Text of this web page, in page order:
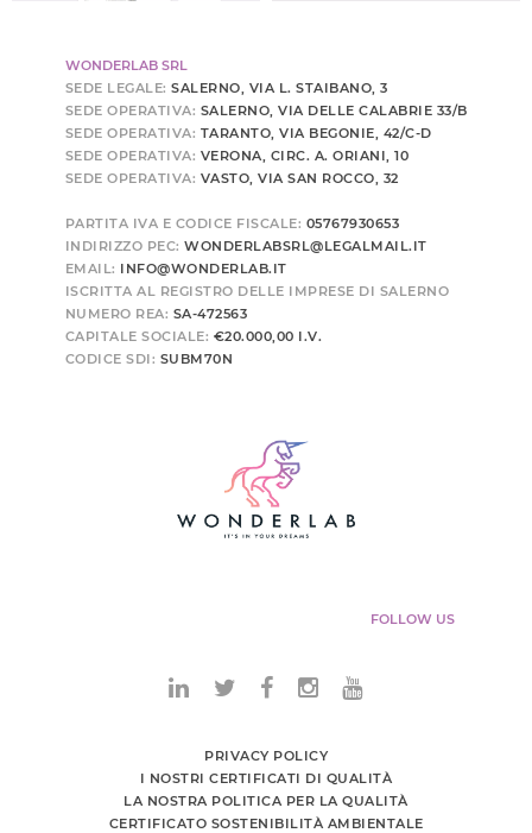
WONDERLAB SRL
SEDE LEGALE: SALERNO, VIA L. STAIBANO, 3
SEDE OPERATIVA: SALERNO, VIA DELLE CALABRIE 33/B
SEDE OPERATIVA: TARANTO, VIA BEGONIE, 42/C-D
SEDE OPERATIVA: VERONA, CIRC. A. ORIANI, 10
SEDE OPERATIVA: VASTO, VIA SAN ROCCO, 32
PARTITA IVA E CODICE FISCALE: 05767930653
INDIRIZZO PEC: WONDERLABSRL@LEGALMAIL.IT
EMAIL: INFO@WONDERLAB.IT
ISCRITTA AL REGISTRO DELLE IMPRESE DI SALERNO
NUMERO REA: SA-472563
CAPITALE SOCIALE: €20.000,00 I.V.
CODICE SDI: SUBM70N
FOLLOW US
PRIVACY POLICY
I NOSTRI CERTIFICATI DI QUALITÀ
LA NOSTRA POLITICA PER LA QUALITÀ
CERTIFICATO SOSTENIBILITÀ AMBIENTALE